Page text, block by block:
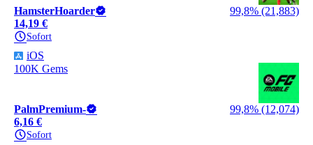
HamsterHoarder
99,8% (21,883)
14,19 €
Sofort
iOS
100K Gems
PalmPremium-
99,8% (12,074)
6,16 €
Sofort